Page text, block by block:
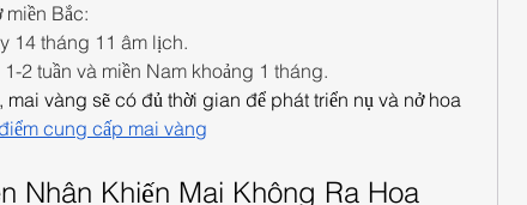
Bắc:
14 tháng 11 âm lịch.
2 tuần và miền Nam khoảng 1 tháng.
mai vàng sẽ có đủ thời gian để phát triển nụ và nở hoa
cung cấp mai vàng
Nhân Khiến Mai Không Ra Hoa